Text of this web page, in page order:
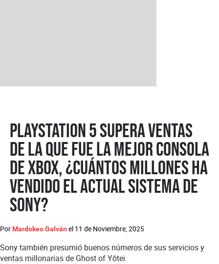
PlayStation 5 supera ventas
de la que fue la mejor consola
de Xbox, ¿cuántos millones ha
vendido el actual sistema de
Sony?
Por Mardokeo Galván el 11 de Noviembre, 2025
Sony también presumió buenos números de sus servicios y
ventas millonarias de Ghost of Yōtei